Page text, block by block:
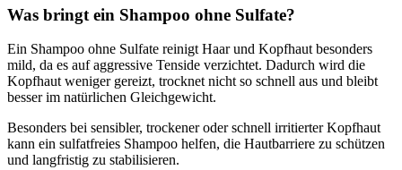
Was bringt ein Shampoo ohne Sulfate?
Ein Shampoo ohne Sulfate reinigt Haar und Kopfhaut besonders
mild, da es auf aggressive Tenside verzichtet. Dadurch wird die
Kopfhaut weniger gereizt, trocknet nicht so schnell aus und bleibt
besser im natürlichen Gleichgewicht.
Besonders bei sensibler, trockener oder schnell irritierter Kopfhaut
kann ein sulfatfreies Shampoo helfen, die Hautbarriere zu schützen
und langfristig zu stabilisieren.